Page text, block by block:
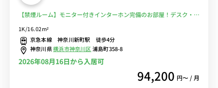
【禁煙ルーム】モニター付きインターホン完備のお部屋！デスク・チ
駅や横浜駅まで乗換なし■選べるWi-Fi格安レンタル中！
1K/16.02m²
京急本線 神奈川新町駅 徒歩4分
神奈川県横浜市神奈川区浦島町358-8
2026年08月16日から入居可
94,200 円〜 / 月